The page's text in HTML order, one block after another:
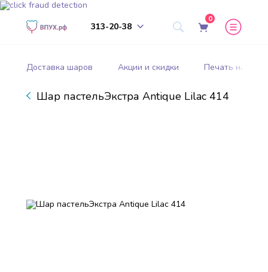
313-20-38
0
Доставка шаров Акции и скидки Печать на
Шар пастельЭкстра Antique Lilac 414